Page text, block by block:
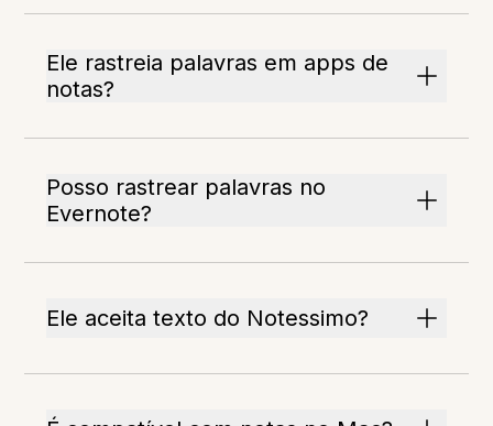
Ele rastreia palavras em apps de
notas?
Posso rastrear palavras no
Evernote?
Ele aceita texto do Notessimo?